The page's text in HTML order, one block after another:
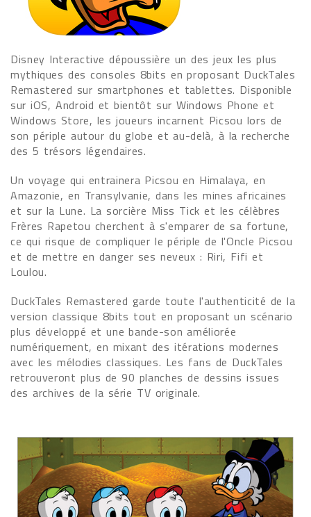
Disney Interactive dépoussière un des jeux les plus
mythiques des consoles 8bits en proposant DuckTales
Remastered sur smartphones et tablettes. Disponible
sur iOS, Android et bientôt sur Windows Phone et
Windows Store, les joueurs incarnent Picsou lors de
son périple autour du globe et au-delà, à la recherche
des 5 trésors légendaires.
Un voyage qui entrainera Picsou en Himalaya, en
Amazonie, en Transylvanie, dans les mines africaines
et sur la Lune. La sorcière Miss Tick et les célèbres
Frères Rapetou cherchent à s'emparer de sa fortune,
ce qui risque de compliquer le périple de l'Oncle Picsou
et de mettre en danger ses neveux : Riri, Fifi et
Loulou.
DuckTales Remastered garde toute l'authenticité de la
version classique 8bits tout en proposant un scénario
plus développé et une bande-son améliorée
numériquement, en mixant des itérations modernes
avec les mélodies classiques. Les fans de DuckTales
retrouveront plus de 90 planches de dessins issues
des archives de la série TV originale.